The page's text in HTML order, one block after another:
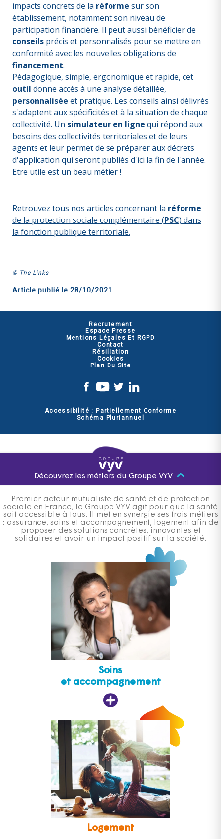
impacts concrets de la réforme sur son
établissement, notamment son niveau de
participation financière. Il peut aussi bénéficier de
conseils précis et personnalisés pour se mettre en
conformité avec les nouvelles obligations de
financement.
Pédagogique, simple, ergonomique et rapide, cet
outil donne accès à une analyse détaillée,
personnalisée et pratique. Les conseils ainsi délivrés
s'adaptent aux spécificités et à la situation de chaque
collectivité. Un simulateur en ligne qui répond aux
besoins des collectivités territoriales et de leurs
agents et leur permet de se préparer aux décrets
d'application qui seront publiés d'ici la fin de l'année.
Etre utile est un beau métier !
Retrouvez tous nos articles concernant la réforme
de la protection sociale complémentaire (PSC) dans
la fonction publique territoriale.
© The Links
Article publié le 28/10/2021
Recrutement
Espace Presse
Mentions Légales Et RGPD
Contact
Résiliation
Cookies
Plan Du Site
Accessibilité : Partiellement Conforme
Schéma Pluriannuel
Découvrez les métiers du Groupe VYV
Premier acteur mutualiste de santé et de protection
sociale en France, le Groupe VYV agit pour que la santé
soit accessible à tous. Il met en synergie ses trois métiers
: assurance, soins et accompagnement, logement afin de
proposer des solutions concrètes, innovantes et
solidaires et avoir un impact positif sur la société.
Soins
et accompagnement
Logement